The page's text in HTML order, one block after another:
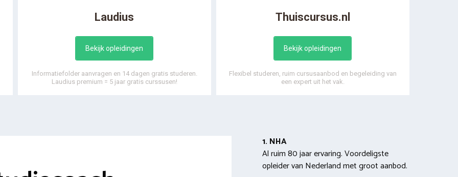
Laudius
Bekijk opleidingen
Informatiefolder aanvragen en 14 dagen gratis studeren.
Laudius premium = 5 jaar gratis curssusen!
Thuiscursus.nl
Bekijk opleidingen
Flexibel studeren, ruim cursusaanbod en begeleiding van
een expert uit het vak.
1. NHA
Al ruim 80 jaar ervaring. Voordeligste
opleider van Nederland met groot aanbod.